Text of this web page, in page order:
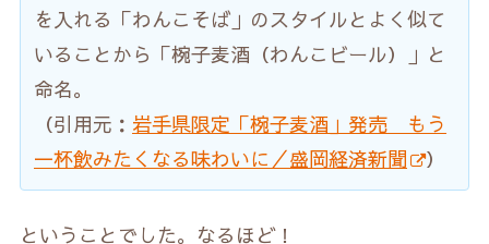
を入れる「わんこそば」のスタイルとよく似て
いることから「椀子麦酒（わんこビール）」と
命名。
（引用元： 岩手県限定「椀子麦酒」発売 もう
一杯飲みたくなる味わいに／盛岡経済新聞
）
ということでした。なるほど！